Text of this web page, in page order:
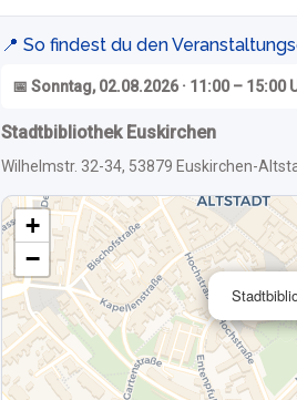
📍 So findest du den
📅 Sonntag, 02.08.2026 · 11:00 – 15:00
Stadtbibliothek Euskirchen
Wilhelmstr. 32-34, 53879 Euskirchen-
+
−